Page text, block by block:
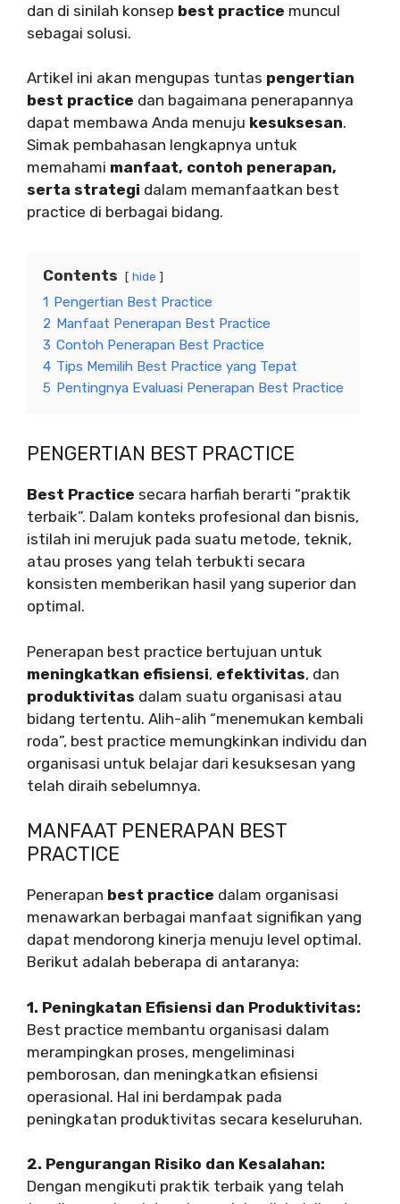
dan di sinilah konsep best practice muncul
sebagai solusi.
Artikel ini akan mengupas tuntas pengertian
best practice dan bagaimana penerapannya
dapat membawa Anda menuju kesuksesan.
Simak pembahasan lengkapnya untuk
memahami manfaat, contoh penerapan,
serta strategi dalam memanfaatkan best
practice di berbagai bidang.
Contents hide
1 Pengertian Best Practice
2 Manfaat Penerapan Best Practice
3 Contoh Penerapan Best Practice
4 Tips Memilih Best Practice yang Tepat
5 Pentingnya Evaluasi Penerapan Best Practice
PENGERTIAN BEST PRACTICE
Best Practice secara harfiah berarti “praktik
terbaik”. Dalam konteks profesional dan bisnis,
istilah ini merujuk pada suatu metode, teknik,
atau proses yang telah terbukti secara
konsisten memberikan hasil yang superior dan
optimal.
Penerapan best practice bertujuan untuk
meningkatkan efisiensi, efektivitas, dan
produktivitas dalam suatu organisasi atau
bidang tertentu. Alih-alih “menemukan kembali
roda”, best practice memungkinkan individu dan
organisasi untuk belajar dari kesuksesan yang
telah diraih sebelumnya.
MANFAAT PENERAPAN BEST
PRACTICE
Penerapan best practice dalam organisasi
menawarkan berbagai manfaat signifikan yang
dapat mendorong kinerja menuju level optimal.
Berikut adalah beberapa di antaranya:
1. Peningkatan Efisiensi dan Produktivitas:
Best practice membantu organisasi dalam
merampingkan proses, mengeliminasi
pemborosan, dan meningkatkan efisiensi
operasional. Hal ini berdampak pada
peningkatan produktivitas secara keseluruhan.
2. Pengurangan Risiko dan Kesalahan:
Dengan mengikuti praktik terbaik yang telah